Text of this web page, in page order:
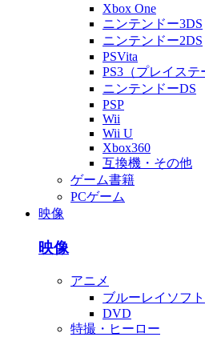
Xbox One
ニンテンドー3DS
ニンテンドー2DS
PSVita
PS3（プレイステ
ニンテンドーDS
PSP
Wii
Wii U
Xbox360
互換機・その他
ゲーム書籍
PCゲーム
映像
映像
アニメ
ブルーレイソフト
DVD
特撮・ヒーロー